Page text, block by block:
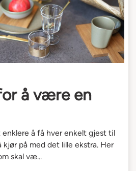
å være en
å få hver enkelt gjest til
kjør på med det lille ekstra. Her
skal væ...